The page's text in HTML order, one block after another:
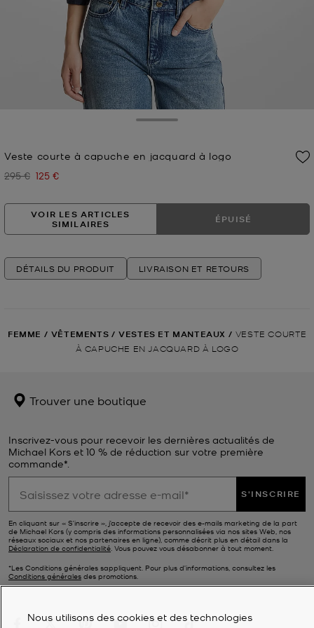
Veste courte à capuche en jacquard à logo
Prix initial
295 € Prix actuel
125 €
VOIR LES ARTICLES
SIMILAIRES
ÉPUISÉ
DÉTAILS DU PRODUIT LIVRAISON ET RETOURS
FEMME / VÊTEMENTS / VESTES ET MANTEAUX / VESTE COURTE
À CAPUCHE EN JACQUARD À LOGO
Trouver une boutique
Inscrivez-vous pour recevoir les dernières actualités de
Michael Kors et 10 % de réduction sur votre première
commande*.
S'INSCRIRE
En cliquant sur « S’inscrire », j’accepte de recevoir des e-mails marketing de la part
de Michael Kors (y compris des informations personnalisées via nos sites Web, nos
réseaux sociaux et nos partenaires en ligne), comme décrit plus en détail dans la
Déclaration de confidentialité. Vous pouvez vous désabonner à tout moment.
*Les Conditions générales sappliquent. Pour plus d’informations, consultez les
Conditions générales des promotions.
Nous utilisons des cookies et des technologies